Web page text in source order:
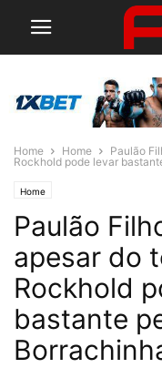
Home Home
Paulão
Rockhold pode levar
Home
Paulão
apesar do
Rockhold
bastante